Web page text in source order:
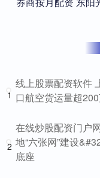
1
线上股票配资软件
口航空货运量超
2
在线炒股配资门户
地“六张网”建设
底座